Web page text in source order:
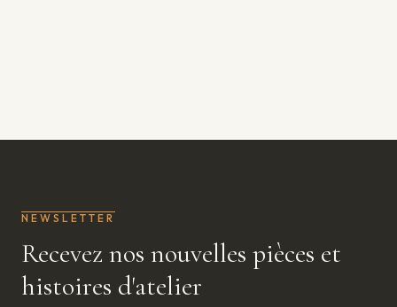
NEWSLETTER
Recevez nos nouvelles pièces et
histoires d'atelier